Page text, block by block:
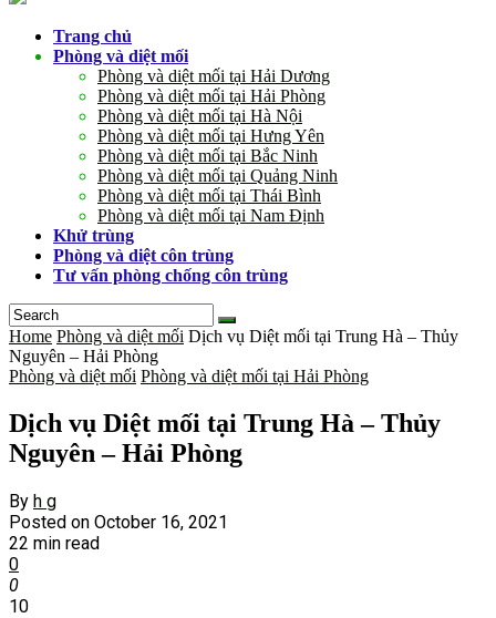
Trang chủ
Phòng và diệt mối
Phòng và diệt mối tại Hải Dương
Phòng và diệt mối tại Hải Phòng
Phòng và diệt mối tại Hà Nội
Phòng và diệt mối tại Hưng Yên
Phòng và diệt mối tại Bắc Ninh
Phòng và diệt mối tại Quảng Ninh
Phòng và diệt mối tại Thái Bình
Phòng và diệt mối tại Nam Định
Khử trùng
Phòng và diệt côn trùng
Tư vấn phòng chống côn trùng
Home Phòng và diệt mối Dịch vụ Diệt mối tại Trung Hà – Thủy
Nguyên – Hải Phòng
Phòng và diệt mối Phòng và diệt mối tại Hải Phòng
Dịch vụ Diệt mối tại Trung Hà – Thủy
Nguyên – Hải Phòng
By h g
Posted on October 16, 2021
22 min read
0
0
10